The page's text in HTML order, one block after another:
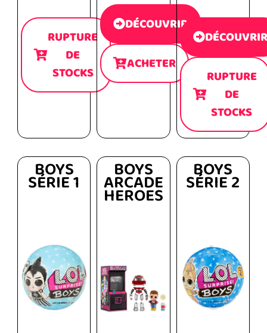
RUPTURE
DE
STOCKS
DÉCOUVRIR
ACHETER
DÉCOUVRIR
RUPTURE
DE
STOCKS
BOYS
SÉRIE 1 BOYS
ARCADE
HEROES
BOYS
SÉRIE 2